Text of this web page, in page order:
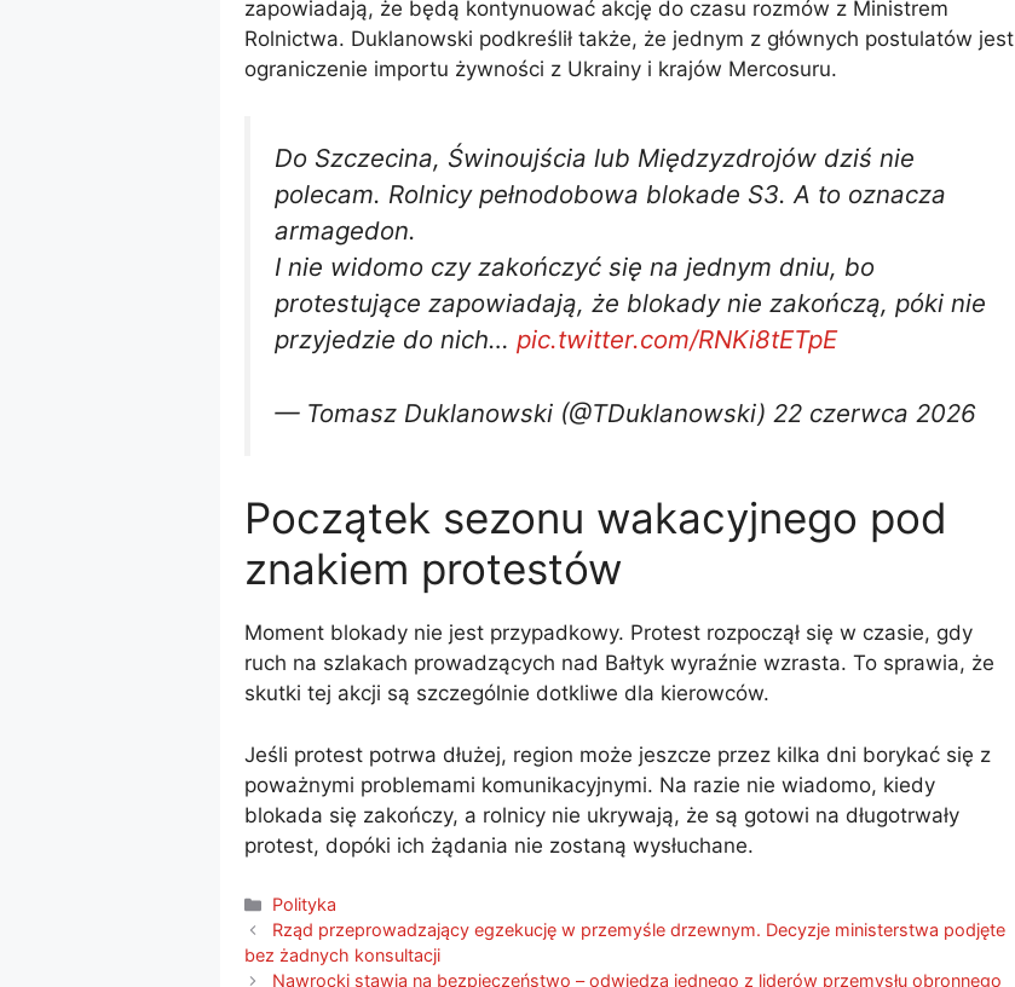
zapowiadają, że będą kontynuować akcję do czasu rozmów z Ministrem
Rolnictwa. Duklanowski podkreślił także, że jednym z głównych postulatów jest
ograniczenie importu żywności z Ukrainy i krajów Mercosuru.
Do Szczecina, Świnoujścia lub Międzyzdrojów dziś nie
polecam. Rolnicy pełnodobowa blokade S3. A to oznacza
armagedon.
I nie widomo czy zakończyć się na jednym dniu, bo
protestujące zapowiadają, że blokady nie zakończą, póki nie
przyjedzie do nich… pic.twitter.com/RNKi8tETpE
— Tomasz Duklanowski (@TDuklanowski) 22 czerwca 2026
Początek sezonu wakacyjnego pod
znakiem protestów
Moment blokady nie jest przypadkowy. Protest rozpoczął się w czasie, gdy
ruch na szlakach prowadzących nad Bałtyk wyraźnie wzrasta. To sprawia, że ​​
skutki tej akcji są szczególnie dotkliwe dla kierowców.
Jeśli protest potrwa dłużej, region może jeszcze przez kilka dni borykać się z
poważnymi problemami komunikacyjnymi. Na razie nie wiadomo, kiedy
blokada się zakończy, a rolnicy nie ukrywają, że są gotowi na długotrwały
protest, dopóki ich żądania nie zostaną wysłuchane.
Kategorie
Polityka
Rząd przeprowadzający egzekucję w przemyśle drzewnym. Decyzje ministerstwa podjęte
bez żadnych konsultacji
Nawrocki stawia na bezpieczeństwo – odwiedza jednego z liderów przemysłu obronnego